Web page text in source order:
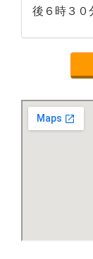
後６時３０